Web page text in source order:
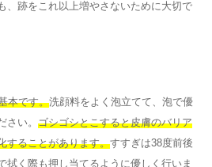
、跡をこれ以上増やさないために大切で
本です。洗顔料をよく泡立てて、泡で優
さい。 ゴシゴシとこすると皮膚のバリア
することがあります。すすぎは38度前後
拭く際も押し当てるように優しく行いま